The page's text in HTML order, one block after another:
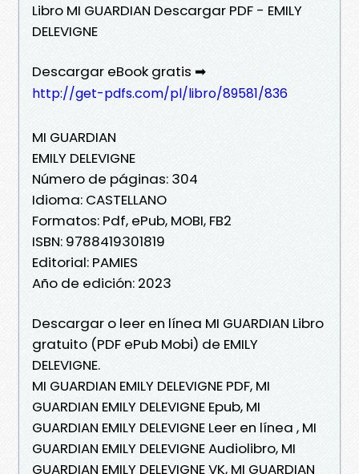
Libro MI GUARDIAN Descargar PDF - EMILY
DELEVIGNE
Descargar eBook gratis ➡
http://get-pdfs.com/pl/libro/89581/836
MI GUARDIAN
EMILY DELEVIGNE
Número de páginas: 304
Idioma: CASTELLANO
Formatos: Pdf, ePub, MOBI, FB2
ISBN: 9788419301819
Editorial: PAMIES
Año de edición: 2023
Descargar o leer en línea MI GUARDIAN Libro
gratuito (PDF ePub Mobi) de EMILY
DELEVIGNE.
MI GUARDIAN EMILY DELEVIGNE PDF, MI
GUARDIAN EMILY DELEVIGNE Epub, MI
GUARDIAN EMILY DELEVIGNE Leer en línea , MI
GUARDIAN EMILY DELEVIGNE Audiolibro, MI
GUARDIAN EMILY DELEVIGNE VK, MI GUARDIAN